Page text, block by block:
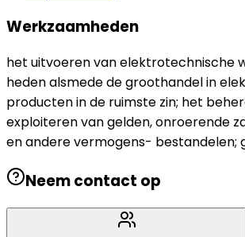
Werkzaamheden
het uitvoeren van elektrotechnische
heden alsmede de groothandel in
producten in de ruimste zin; het
exploiteren van gelden, onroerende
en andere vermogens- bestandelen;
Neem contact op